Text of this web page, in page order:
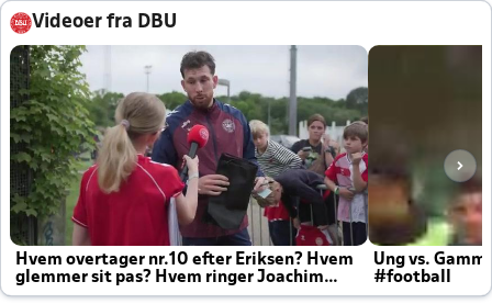
Videoer fra DBU
Hvem overtager nr.10 efter Eriksen? Hvem
glemmer sit pas? Hvem ringer Joachim
altid til efter kampe?
Ung vs.
#football